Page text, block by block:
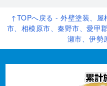
↑TOPへ戻る - 外壁塗装、屋
市、相模原市、秦野市、愛甲
瀬市、伊勢